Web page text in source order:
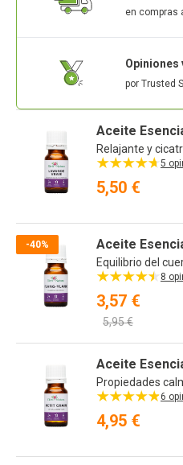
en compras
Opiniones
por Trusted
Aceite
Relajante y
5
5,50 €
-40% Aceite
Equilibrio del
8
3,57 €
5,95 €
Aceite
Propiedades
6
4,95 €